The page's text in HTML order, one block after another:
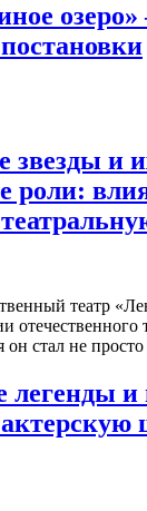
звезды и
роли:
театр
отечественного
он стал не
легенды и